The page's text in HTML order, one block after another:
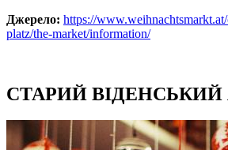
Джерело: https://
platz/the-market/information/
СТАРИЙ